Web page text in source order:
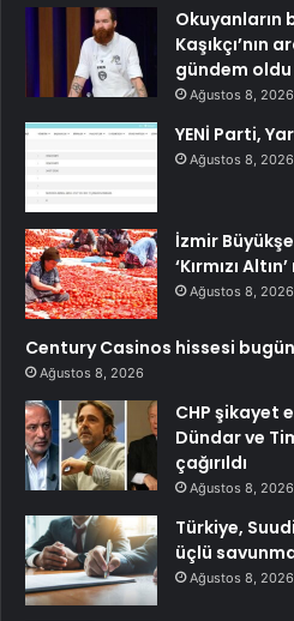
Okuyanların
Kaşıkçı’nın
gündem oldu
Ağustos 8, 2026
YENİ Parti,
Ağustos 8, 2026
İzmir
‘Kırmızı
Ağustos 8, 2026
Century Casinos hissesi
Ağustos 8, 2026
CHP şikayet
Dündar ve
çağırıldı
Ağustos 8, 2026
Türkiye,
üçlü
Ağustos 8, 2026